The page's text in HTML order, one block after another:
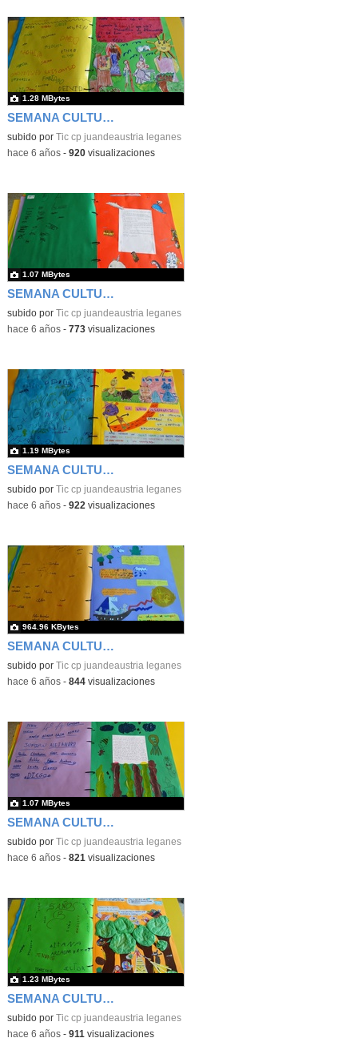
SEMANA CULTURAL DE LOS CUENTOS 43
subido por Tic cp juandeaustria leganes
1.28 MBytes
-hace 6 años- 920visualizaciones
SEMANA CULTURAL DE LOS CUENTOS 42
subido por Tic cp juandeaustria leganes
1.07 MBytes
-hace 6 años- 773visualizaciones
SEMANA CULTURAL DE LOS CUENTOS 44
subido por Tic cp juandeaustria leganes
1.19 MBytes
-hace 6 años- 922 visualizaciones
SEMANA CULTURAL DE LOS CUENTOS 46
subido por Tic cp juandeaustria leganes
964.96 KBytes
-hace 6 años- 844visualizaciones
SEMANA CULTURAL DE LOS CUENTOS 47
subido por Tic cp juandeaustria leganes
1.07 MBytes
-hace 6 años- 821 visualizaciones
SEMANA CULTURAL DE LOS CUENTOS 48
subido por Tic cp juandeaustria leganes
1.23 MBytes
-hace 6 años- 911 visualizaciones